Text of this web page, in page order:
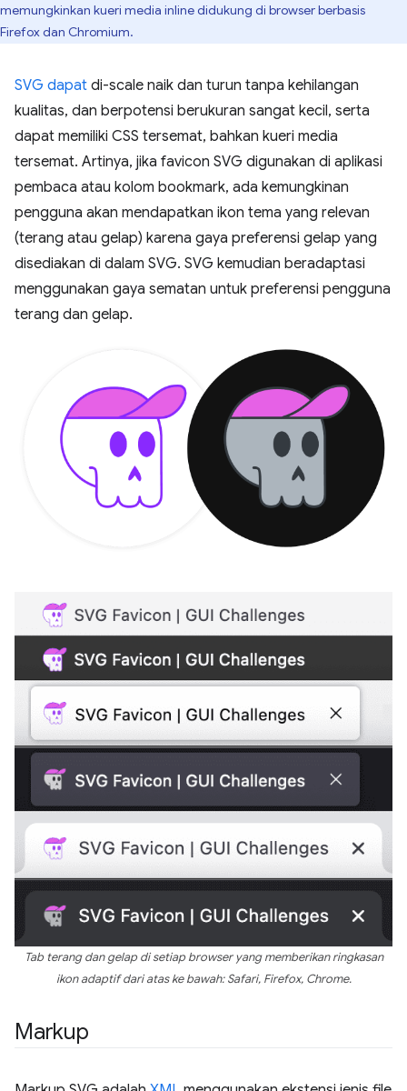
memungkinkan kueri media inline didukung di browser berbasis
Firefox dan Chromium.
SVG dapat di-scale naik dan turun tanpa kehilangan
kualitas, dan berpotensi berukuran sangat kecil, serta
dapat memiliki CSS tersemat, bahkan kueri media
tersemat. Artinya, jika favicon SVG digunakan di aplikasi
pembaca atau kolom bookmark, ada kemungkinan
pengguna akan mendapatkan ikon tema yang relevan
(terang atau gelap) karena gaya preferensi gelap yang
disediakan di dalam SVG. SVG kemudian beradaptasi
menggunakan gaya sematan untuk preferensi pengguna
terang dan gelap.
Tab terang dan gelap di setiap browser yang memberikan ringkasan
ikon adaptif dari atas ke bawah: Safari, Firefox, Chrome.
Markup